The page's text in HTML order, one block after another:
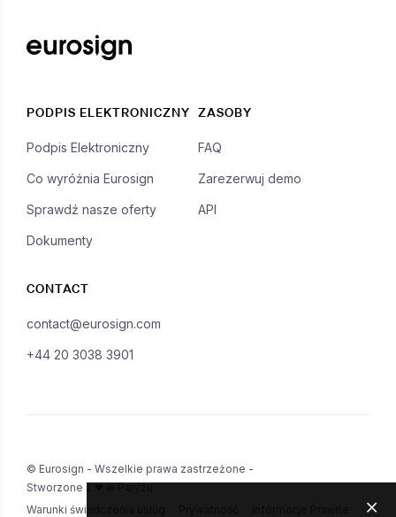
PODPIS ELEKTRONICZNY
Podpis Elektroniczny
Co wyróżnia Eurosign
Sprawdź nasze oferty
Dokumenty
ZASOBY
FAQ
Zarezerwuj demo
API
CONTACT
contact@eurosign.com
+44 20 3038 3901
© Eurosign - Wszelkie prawa zastrzeżone -
Stworzone z ❤ w Paryżu
Warunki świadczenia usług